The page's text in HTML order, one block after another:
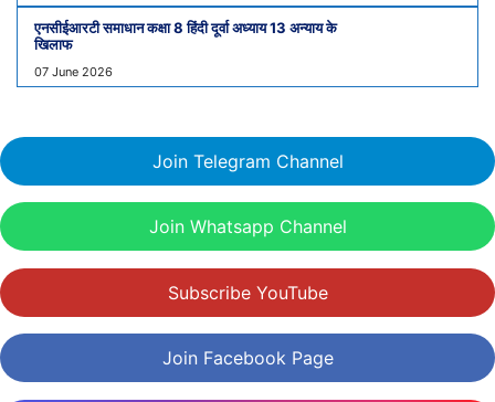
एनसीईआरटी समाधान कक्षा 8 हिंदी दूर्वा अध्याय 13 अन्याय के
खिलाफ
07 June 2026
Join Telegram Channel
Join Whatsapp Channel
Subscribe YouTube
Join Facebook Page